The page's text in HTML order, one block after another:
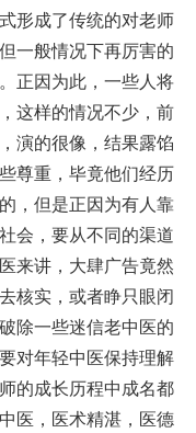
形成了传统的对老师
一般情况下再厉害的
正因为此，一些人将
这样的情况不少，前
演的很像，结果露馅
尊重，毕竟他们经历
，但是正因为有人靠
会，要从不同的渠道
来讲，大肆广告竟然
核实，或者睁只眼闭
除一些迷信老中医的
对年轻中医保持理解
的成长历程中成名都
医，医术精湛，医德